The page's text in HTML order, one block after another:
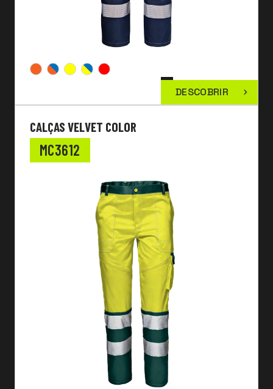
DESCOBRIR
CALÇAS VELVET COLOR
MC3612